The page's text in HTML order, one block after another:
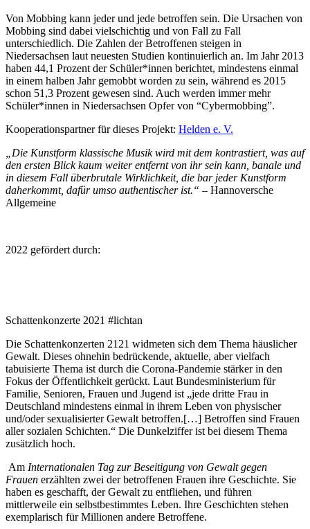
Von Mobbing kann jeder und jede betroffen sein. Die Ursachen von
Mobbing sind dabei vielschichtig und von Fall zu Fall
unterschiedlich. Die Zahlen der Betroffenen steigen in
Niedersachsen laut neuesten Studien kontinuierlich an. Im Jahr 2013
haben 44,1 Prozent der Schüler*innen berichtet, mindestens einmal
in einem halben Jahr gemobbt worden zu sein, während es 2015
schon 51,3 Prozent gewesen sind. Auch werden immer mehr
Schüler*innen in Niedersachsen Opfer von “Cybermobbing”.
Kooperationspartner für dieses Projekt: Helden e. V.
„Die Kunstform klassische Musik wird mit dem kontrastiert, was auf
den ersten Blick kaum weiter entfernt von ihr sein kann, banale und
in diesem Fall überbrutale Wirklichkeit, die bar jeder Kunstform
daherkommt, dafür umso authentischer ist.“ – Hannoversche
Allgemeine
2022 gefördert durch:
Schattenkonzerte 2021 #lichtan
Die Schattenkonzerten 2121 widmeten sich dem Thema häuslicher
Gewalt. Dieses ohnehin bedrückende, aktuelle, aber vielfach
tabuisierte Thema ist durch die Corona-Pandemie stärker in den
Fokus der Öffentlichkeit gerückt. Laut Bundesministerium für
Familie, Senioren, Frauen und Jugend ist „jede dritte Frau in
Deutschland mindestens einmal in ihrem Leben von physischer
und/oder sexualisierter Gewalt betroffen.[…] Betroffen sind Frauen
aller sozialen Schichten.“ Die Dunkelziffer ist bei diesem Thema
zusätzlich hoch.
Am Internationalen Tag zur Beseitigung von Gewalt gegen
Frauen erzählten zwei der betroffenen Frauen ihre Geschichte. Sie
haben es geschafft, der Gewalt zu entfliehen, und führen
mittlerweile ein selbstbestimmtes Leben. Ihre Geschichten stehen
exemplarisch für Millionen andere Betroffene.